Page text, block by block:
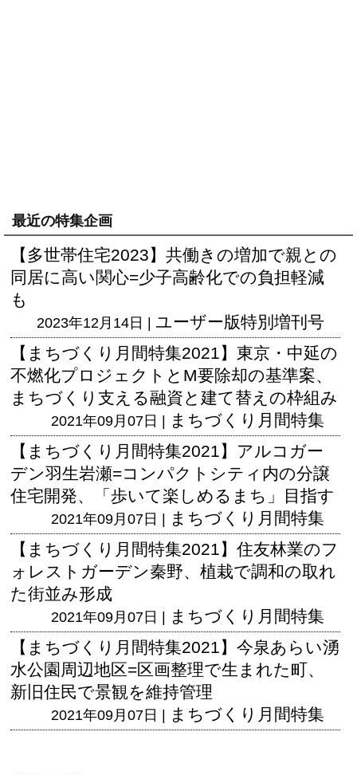
最近の特集企画
【多世帯住宅2023】共働きの増加で親との
同居に高い関心=少子高齢化での負担軽減
も
2023年12月14日 | ユーザー版特別増刊号
【まちづくり月間特集2021】東京・中延の
不燃化プロジェクトとM要除却の基準案、
まちづくり支える融資と建て替えの枠組み
2021年09月07日 | まちづくり月間特集
【まちづくり月間特集2021】アルコガー
デン羽生岩瀬=コンパクトシティ内の分譲
住宅開発、「歩いて楽しめるまち」目指す
2021年09月07日 | まちづくり月間特集
【まちづくり月間特集2021】住友林業のフ
ォレストガーデン秦野、植栽で調和の取れ
た街並み形成
2021年09月07日 | まちづくり月間特集
【まちづくり月間特集2021】今泉あらい湧
水公園周辺地区=区画整理で生まれた町、
新旧住民で景観を維持管理
2021年09月07日 | まちづくり月間特集